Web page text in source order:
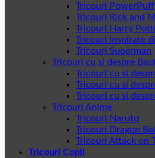
Tricouri
Tricouri Rick and
Tricouri Harry
Tricouri Inspirate
Tricouri Superman
Tricouri cu si despre
Tricouri cu si
Tricouri cu si
Tricouri cu si
Tricouri Anime
Tricouri Naruto
Tricouri Dragon Ball
Tricouri Attack on
Tricouri Copii